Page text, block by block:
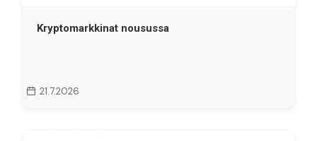
Kryptomarkkinat nousussa
21.7.2026